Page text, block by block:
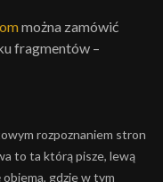
można zamówić
fragmentów –
rozpoznaniem stron
to ta którą pisze, lewą
gdzie w tym